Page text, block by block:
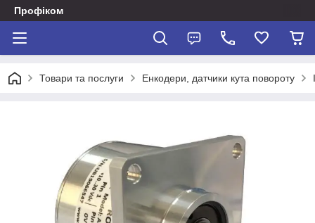
Профіком
Товари та послуги Енкодери, датчики кута повороту